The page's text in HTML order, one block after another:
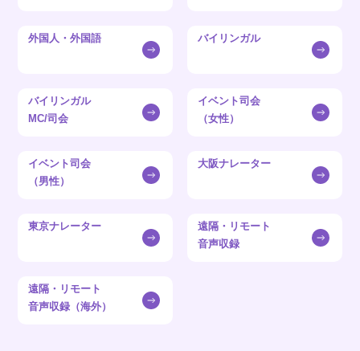
外国人・外国語 バイリンガル
バイリンガル
MC/司会
イベント司会
（女性）
イベント司会
（男性）
大阪ナレーター
東京ナレーター
遠隔・リモート
音声収録
遠隔・リモート
音声収録（海外）